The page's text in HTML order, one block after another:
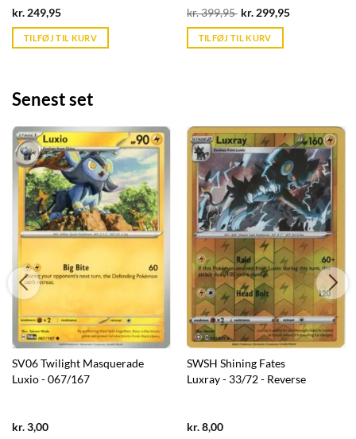
kr. 249,95Current
is:
kr. 39,95.
TILFØJ TIL KURV
kr.399,95 Original
was:
kr. 399,95.
kr.299,95Current
TILFØJ TIL KURV
Senest set
SV06 Twilight Masquerade
Luxio - 067/167
kr.3,00Current
SWSH Shining Fates
Luxray - 33/72 - Reverse
kr.8,00Current